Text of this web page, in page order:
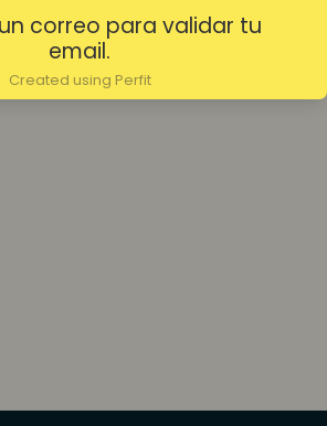
correo para validar tu
email.
Created using Perfit